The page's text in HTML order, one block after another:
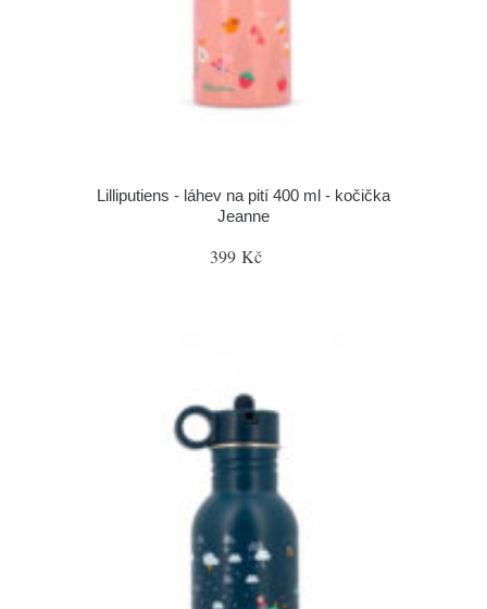
Lilliputiens - láhev na pití 400 ml - kočička
Jeanne
399 Kč